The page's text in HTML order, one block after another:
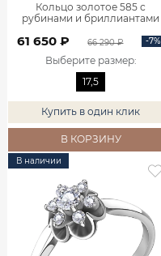
Кольцо золотое 585 с
рубинами и бриллиантами
61 650 ₽ 66 290 ₽ -7%
Выберите размер:
17,5
Купить в один клик
В КОРЗИНУ
В наличии